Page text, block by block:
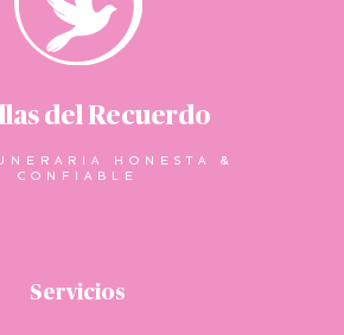
del Recuerdo
HONESTA &
CONFIABLE
Servicios